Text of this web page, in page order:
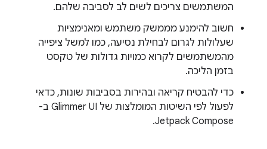
המשתמשים צריכים לשים לב לסביבה שלהם.
חשוב להימנע מממשק משתמש ומאנימציות
שעלולות לגרום לבחילת נסיעה, כמו למשל ציפייה
מהמשתמשים לקרוא כמויות גדולות של טקסט
בזמן הליכה.
כדי להבטיח קריאה ובהירות בסביבות שונות, כדאי
לפעול לפי השיטות המומלצות של Glimmer UI ב-
Jetpack Compose.